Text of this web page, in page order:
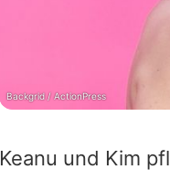
Keanu und Kim
Backgrid / ActionPress